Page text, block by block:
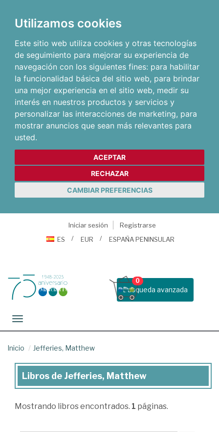
Utilizamos cookies
Este sitio web utiliza cookies y otras tecnologías
de seguimiento para mejorar su experiencia de
navegación con los siguientes fines: para habilitar
la funcionalidad básica del sitio web, para brindar
una mejor experiencia en el sitio web, medir su
interés en nuestros productos y servicios y
personalizar las interacciones de marketing, para
mostrar anuncios que sean más relevantes para
usted.
ACEPTAR
RECHAZAR
CAMBIAR PREFERENCIAS
Iniciar sesión
Registrarse
ES
EUR ESPAÑA PENINSULAR
Busqueda avanzada
0
Toggle navigation
Inicio Jefferies, Matthew
Libros
Jefferies,
Libros de Jefferies, Matthew
Mostrando libros encontrados. 1 páginas.